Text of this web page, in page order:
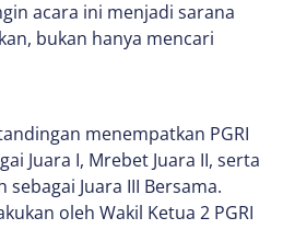
acara ini menjadi sarana
bukan hanya mencari
menempatkan PGRI
Juara I, Mrebet Juara II, serta
Juara III Bersama.
oleh Wakil Ketua 2 PGRI